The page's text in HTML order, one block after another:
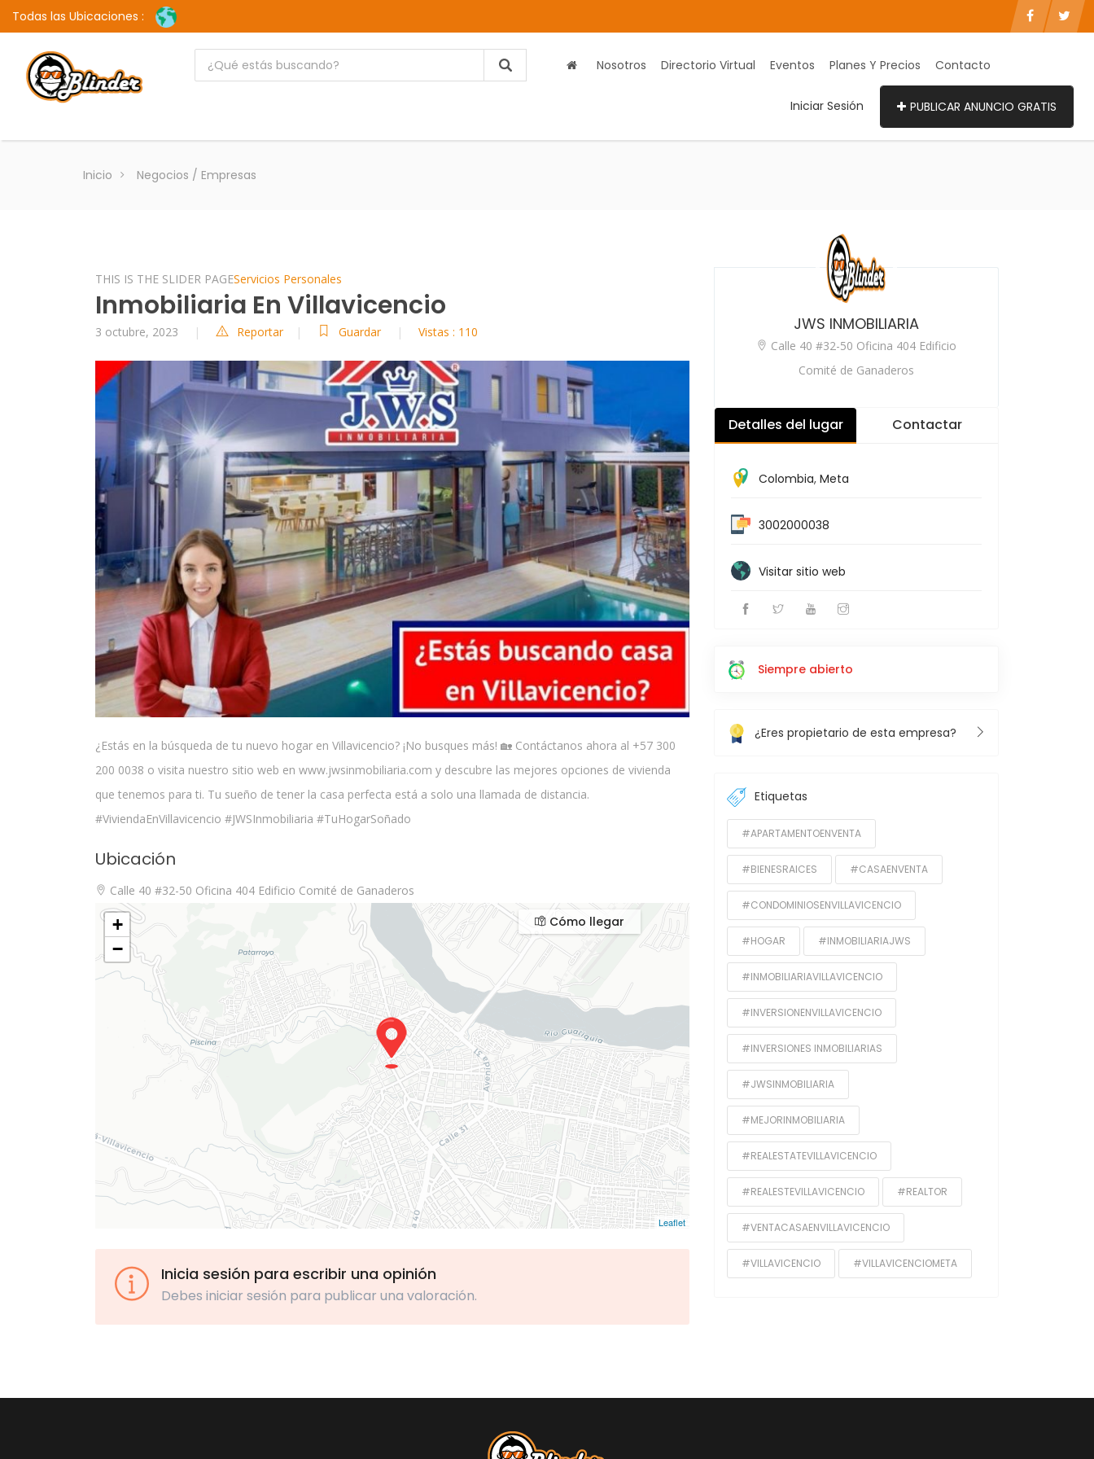
Todas las Ubicaciones :
Nosotros Directorio Virtual Eventos Planes Y Precios Contacto
Iniciar Sesión PUBLICAR ANUNCIO GRATIS
Inicio Negocios / Empresas
THIS IS THE SLIDER PAGEServicios Personales
Inmobiliaria En Villavicencio
3 octubre, 2023 Reportar Guardar Vistas : 110
¿Estás en la búsqueda de tu nuevo hogar en Villavicencio? ¡No busques más! 🏡 Contáctanos ahora al +57 300
200 0038 o visita nuestro sitio web en www.jwsinmobiliaria.com y descubre las mejores opciones de vivienda
que tenemos para ti. Tu sueño de tener la casa perfecta está a solo una llamada de distancia.
#ViviendaEnVillavicencio #JWSInmobiliaria #TuHogarSoñado
Ubicación
Calle 40 #32-50 Oficina 404 Edificio Comité de Ganaderos
+
−
Leaflet
Cómo llegar
Inicia sesión para escribir una opinión
Debes iniciar sesión para publicar una valoración.
JWS INMOBILIARIA
Calle 40 #32-50 Oficina 404 Edificio
Comité de Ganaderos
Detalles del lugar Contactar
Colombia, Meta
3002000038
Visitar sitio web
Siempre abierto
¿Eres propietario de esta empresa?
Etiquetas
#APARTAMENTOENVENTA
#BIENESRAICES #CASAENVENTA
#CONDOMINIOSENVILLAVICENCIO
#HOGAR #INMOBILIARIAJWS
#INMOBILIARIAVILLAVICENCIO
#INVERSIONENVILLAVICENCIO
#INVERSIONES INMOBILIARIAS
#JWSINMOBILIARIA
#MEJORINMOBILIARIA
#REALESTATEVILLAVICENCIO
#REALESTEVILLAVICENCIO #REALTOR
#VENTACASAENVILLAVICENCIO
#VILLAVICENCIO #VILLAVICENCIOMETA